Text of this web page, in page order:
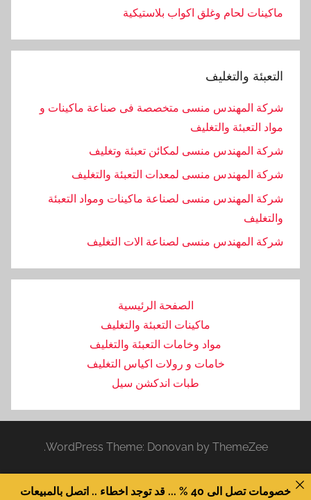
ماكينات لحام وغلق اكواب بلاستيكية
التعبئة والتغليف
شركة المهندس منسى متخصصة فى صناعة ماكينات و
مواد التعبئة والتغليف
شركة المهندس منسى لمكائن تعبئة وتغليف
شركة المهندس منسى لمعدات التعبئة والتغليف
شركة المهندس منسى لصناعة ماكينات ومواد التعبئة
والتغليف
‏شركة المهندس منسى لصناعة الات التغليف
الصفحة الرئيسية
ماكينات التعبئة والتغليف
مواد وخامات التعبئة والتغليف
خامات و رولات اكياس التغليف
طبات اندكشن سيل
WordPress Theme: Donovan by ThemeZee.
خصومات تصل الى 40 % ... قد توجد اخطاء .. اتصل بالمبيعات